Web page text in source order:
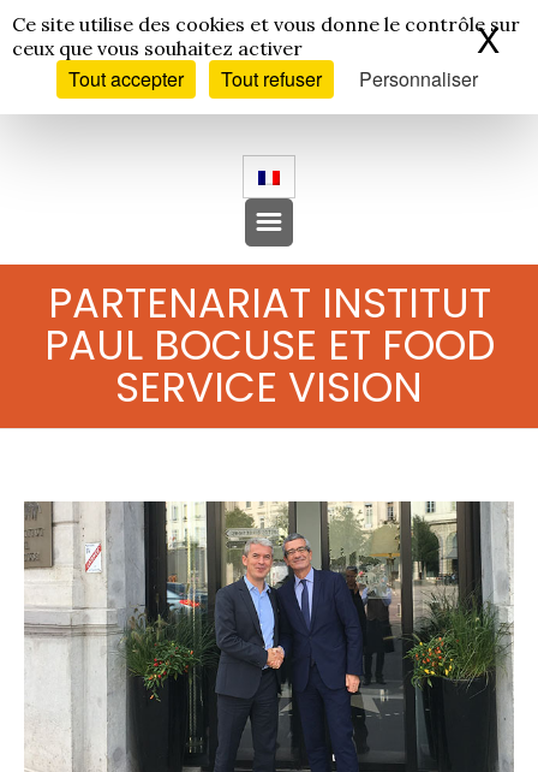
Panneau de gestion des cookies
Ce site utilise des cookies et vous donne le contrôle sur
ceux que vous souhaitez activer
Tout accepter Tout refuser Personnaliser
X
PARTENARIAT INSTITUT
PAUL BOCUSE ET FOOD
SERVICE VISION